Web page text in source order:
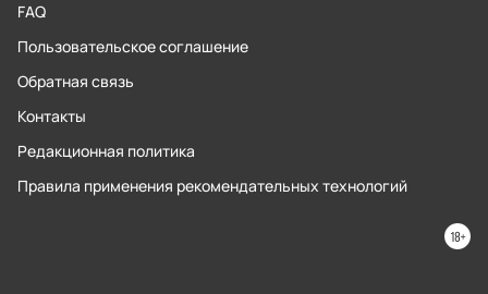
FAQ
Пользовательское соглашение
Обратная связь
Контакты
Редакционная политика
Правила применения рекомендательных технологий